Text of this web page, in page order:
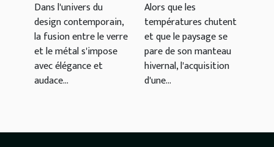
contemporain
Dans l'univers du
design contemporain,
la fusion entre le verre
et le métal s'impose
avec élégance et
audace...
alliant confort
et résistance
au froid
Alors que les
températures chutent
et que le paysage se
pare de son manteau
hivernal, l'acquisition
d'une...